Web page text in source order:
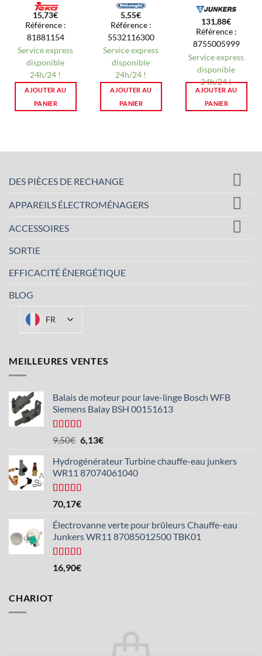
15,73€
Référence :
81881154
Service express
disponible
24h/24 !
AJOUTER AU
PANIER
5,55€
Référence :
5532116300
Service express
disponible
24h/24 !
AJOUTER AU
PANIER
131,88€
Référence :
8755005999
Service express
disponible
24h/24 !
AJOUTER AU
PANIER
DES PIÈCES DE RECHANGE
APPAREILS ÉLECTROMÉNAGERS
ACCESSOIRES
SORTIE
EFFICACITÉ ÉNERGÉTIQUE
BLOG
FR
MEILLEURES VENTES
Balais de moteur pour lave-linge Bosch WFB
Siemens Balay BSH 00151613
Note : 5/5
9,50€ Le
initial
était
de
9,50
6,13€Le
actuel
est
Hydrogénérateur Turbine chauffe-eau junkers
WR11 87074061040
Note :5/5
70,17€
Électrovanne verte pour brûleurs Chauffe-eau
Junkers WR11 87085012500 TBK01
Note :
4,25
16,90€
CHARIOT